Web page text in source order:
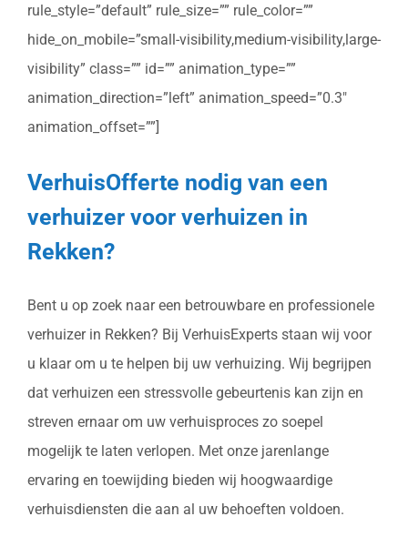
rule_style=”default” rule_size=”” rule_color=””
hide_on_mobile=”small-visibility,medium-visibility,large-
visibility” class=”” id=”” animation_type=””
animation_direction=”left” animation_speed=”0.3″
animation_offset=””]
VerhuisOfferte nodig van een
verhuizer voor verhuizen in
Rekken?
Bent u op zoek naar een betrouwbare en professionele
verhuizer in Rekken? Bij VerhuisExperts staan wij voor
u klaar om u te helpen bij uw verhuizing. Wij begrijpen
dat verhuizen een stressvolle gebeurtenis kan zijn en
streven ernaar om uw verhuisproces zo soepel
mogelijk te laten verlopen. Met onze jarenlange
ervaring en toewijding bieden wij hoogwaardige
verhuisdiensten die aan al uw behoeften voldoen.